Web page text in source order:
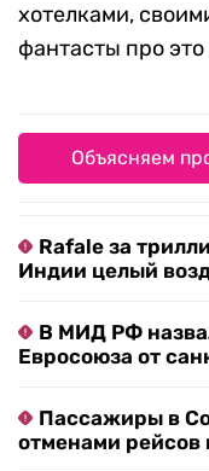
хотелками,
фантасты про это
Объясняем
Rafale за
Индии целый
В МИД РФ
Евросоюза от
Пассажиры в
отменами рейсов